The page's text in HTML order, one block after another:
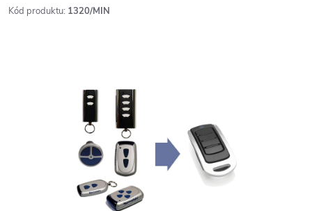
Kód produktu: 1320/MIN